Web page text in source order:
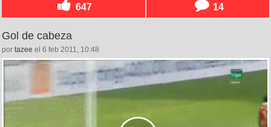
647 14
Gol de cabeza
por tazee el 6 feb 2011, 10:48